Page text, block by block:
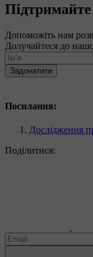
Допоможіть нам
Долучайтеся до
Задонатити
Посилання:
Дослідження
Поділитися: